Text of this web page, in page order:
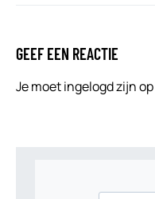
GEEF EEN REACTIE
Je moetingelogd zijn op